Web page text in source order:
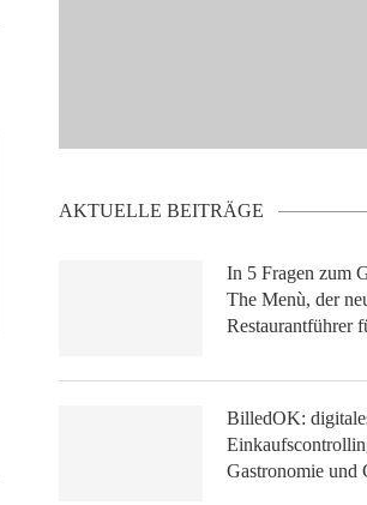
AKTUELLE BEITRÄGE
In 5 Fragen zum
The Menù, der
Restaurantführer
BilledOK:
Gastronomie und